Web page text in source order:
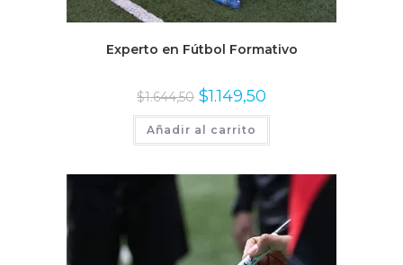
Experto en Fútbol Formativo
$1.644,50 $1.149,50
Añadir al carrito